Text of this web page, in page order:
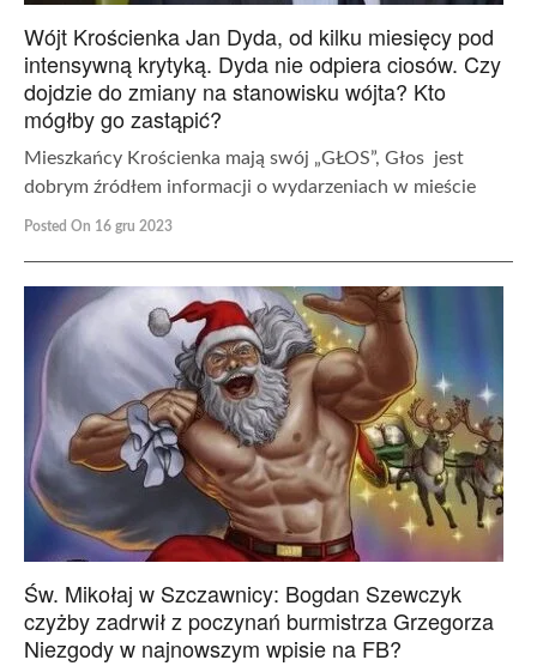
Wójt Krościenka Jan Dyda, od kilku miesięcy pod
intensywną krytyką. Dyda nie odpiera ciosów. Czy
dojdzie do zmiany na stanowisku wójta? Kto
mógłby go zastąpić?
Mieszkańcy Krościenka mają swój „GŁOS”, Głos jest
dobrym źródłem informacji o wydarzeniach w mieście
Posted On 16 gru 2023
Św. Mikołaj w Szczawnicy: Bogdan Szewczyk
czyżby zadrwił z poczynań burmistrza Grzegorza
Niezgody w najnowszym wpisie na FB?